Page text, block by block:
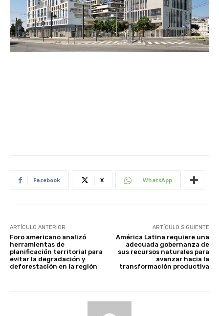
Facebook X WhatsApp
ARTÍCULO ANTERIOR
Foro americano analizó
herramientas de
planificación territorial para
evitar la degradación y
deforestación en la región
ARTÍCULO SIGUIENTE
América Latina requiere una
adecuada gobernanza de
sus recursos naturales para
avanzar hacia la
transformación productiva